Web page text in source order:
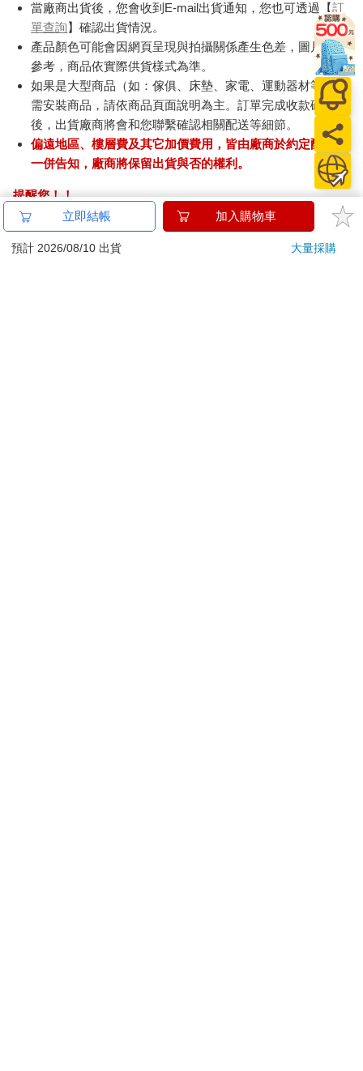
當廠商出貨後，您會收到E-mail出貨通知，您也可透過【訂
單查詢】確認出貨情況。
產品顏色可能會因網頁呈現與拍攝關係產生色差，圖片僅供
參考，商品依實際供貨樣式為準。
如果是大型商品（如：傢俱、床墊、家電、運動器材等）及
需安裝商品，請依商品頁面說明為主。訂單完成收款確認
後，出貨廠商將會和您聯繫確認相關配送等細節。
偏遠地區、樓層費及其它加價費用，皆由廠商於約定配送時
一併告知，廠商將保留出貨與否的權利。
提醒您！！
金石堂及銀行均不會請您操作ATM! 如接獲電話要求您前往
ATM提款機，請不要聽從指示，以免受騙上當！
立即結帳 加入購物車
預計 2026/08/10 出貨 大量採購